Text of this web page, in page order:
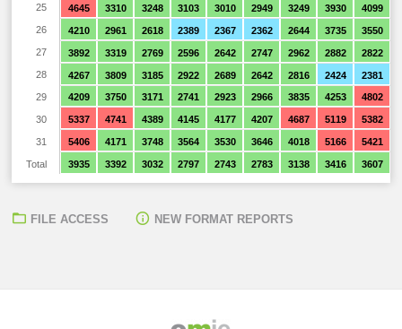
4645 3310 3248 3103 3010 2949 3249 3930 4099
4210 2961 2618 2389 2367 2362 2644 3735 3550
3892 3319 2769 2596 2642 2747 2962 2882 2822
4267 3809 3185 2922 2689 2642 2816 2424 2381
4209
3750 3171 2741 2923 2966 3835 4253 4802
5337 4741 4389 4145 4177 4207 4687 5119 5382
5406 4171 3748 3564 3530 3646 4018 5166 5421
3935 3392 3032 2797 2743 2783 3138 3416 3607
25
26
27
28
29
30
31
Total
FILE ACCESS NEW FORMAT REPORTS